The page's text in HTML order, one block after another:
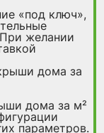
«под ключ»,
желании
дома за
дома за м²
параметров.